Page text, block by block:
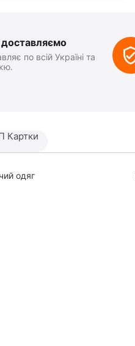
по всій Україні та
Картки
одяг